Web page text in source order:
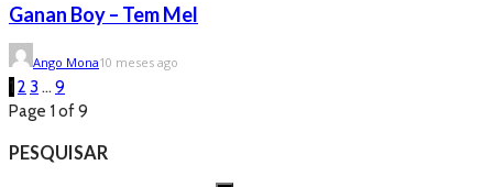
Ganan Boy – Tem Mel
Ango Mona10 meses ago
1 2 3 … 9
Page 1 of 9
PESQUISAR